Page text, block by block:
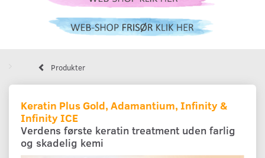
Produkter
Keratin Plus Gold, Adamantium, Infinity &
Infinity ICE
Verdens første keratin treatment uden farlig
og skadelig kemi